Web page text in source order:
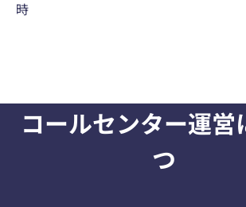
時
コールセンター運営
つ